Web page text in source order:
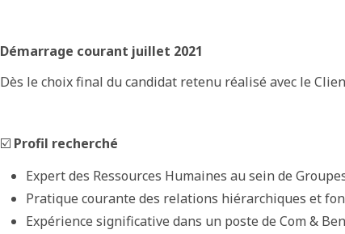
Démarrage courant juillet 2021
Dès le choix final du candidat retenu réalisé avec le
☑️ Profil recherché
Expert des Ressources Humaines au sein de
Pratique courante des relations hiérarchiques et
Expérience significative dans un poste de Com &